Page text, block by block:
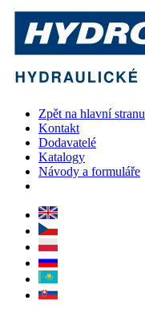
Zpět na hlavní stranu
Kontakt
Dodavatelé
Katalogy
Návody a formuláře